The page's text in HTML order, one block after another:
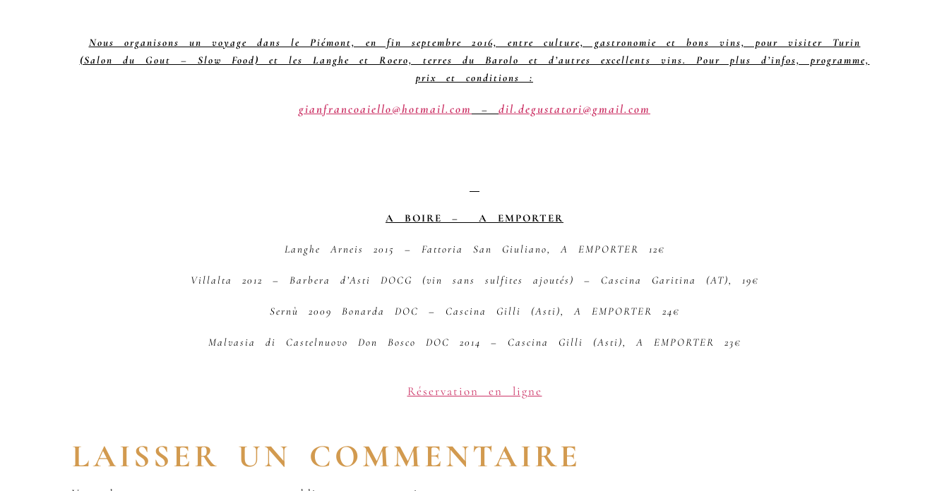
Nous organisons un voyage dans le Piémont, en fin septembre 2016, entre culture, gastronomie et bons vins, pour visiter Turin
(Salon du Gout – Slow Food) et les Langhe et Roero, terres du Barolo et d’autres excellents vins. Pour plus d’infos, programme,
prix et conditions :
gianfrancoaiello@hotmail.com – dil.degustatori@gmail.com
A BOIRE – A EMPORTER
Langhe Arneis 2015 – Fattoria San Giuliano, A EMPORTER 12€
Villalta 2012 – Barbera d’Asti DOCG (vin sans sulfites ajoutés) – Cascina Garitina (AT), 19€
Sernù 2009 Bonarda DOC – Cascina Gilli (Asti), A EMPORTER 24€
Malvasia di Castelnuovo Don Bosco DOC 2014 – Cascina Gilli (Asti), A EMPORTER 23€
Réservation en ligne
LAISSER UN COMMENTAIRE